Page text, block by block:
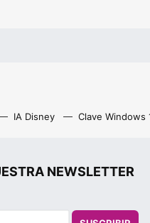
IA Disney Clave Windows
NEWSLETTER